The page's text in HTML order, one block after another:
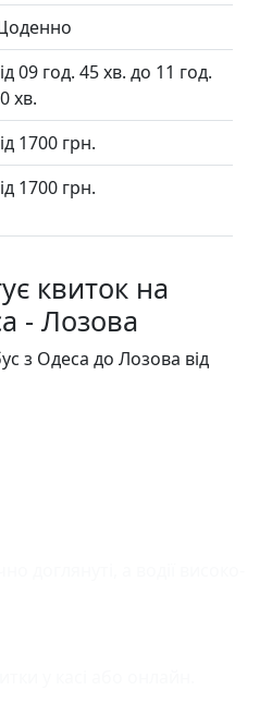
09 год. 45 хв. до 11 год.
хв.
1700 грн.
1700 грн.
квиток на
- Лозова
з Одеса до Лозова від